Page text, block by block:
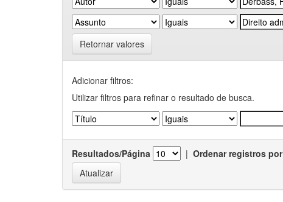
Retornar valores
Adicionar filtros:
Utilizar filtros para refinar o resultado de busca.
Resultados/Página | Ordenar registros por